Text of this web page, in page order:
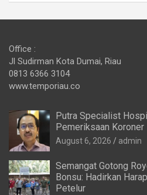
Office :
Jl Sudirman Kota Dumai, Riau
0813 6366 3104
www.temporiau.co
Putra Specialist
Pemeriksaan
August 6, 2026 admin
Semangat Gotong
Bonsu: Hadirkan
Petelur